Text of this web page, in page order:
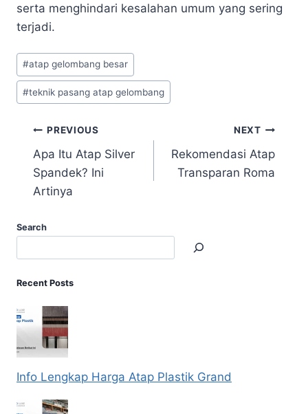
serta menghindari kesalahan umum yang sering
terjadi.
#atap gelombang besar
#teknik pasang atap gelombang
PREVIOUS
Apa Itu Atap Silver
Spandek? Ini
Artinya
NEXT
Rekomendasi Atap
Transparan Roma
Search
Recent Posts
Info Lengkap Harga Atap Plastik Grand